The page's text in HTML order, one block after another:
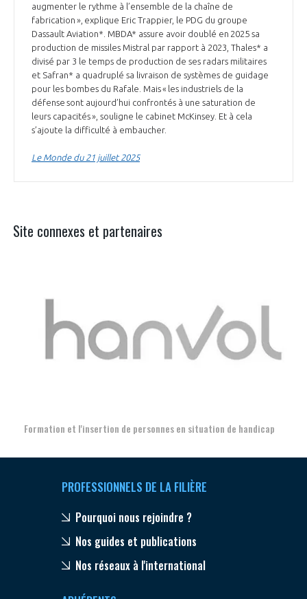
augmenter le rythme à l’ensemble de la chaîne de
fabrication », explique Eric Trappier, le PDG du groupe
Dassault Aviation*. MBDA* assure avoir doublé en 2025 sa
production de missiles Mistral par rapport à 2023, Thales* a
divisé par 3 le temps de production de ses radars militaires
et Safran* a quadruplé sa livraison de systèmes de guidage
pour les bombes du Rafale. Mais « les industriels de la
défense sont aujourd’hui confrontés à une saturation de
leurs capacités », souligne le cabinet McKinsey. Et à cela
s’ajoute la difficulté à embaucher.
Le Monde du 21 juillet 2025
Site connexes et partenaires
Formation et l'insertion de personnes en situation de handicap
PROFESSIONNELS DE LA FILIÈRE
Pourquoi nous rejoindre ?
Nos guides et publications
Nos réseaux à l'international